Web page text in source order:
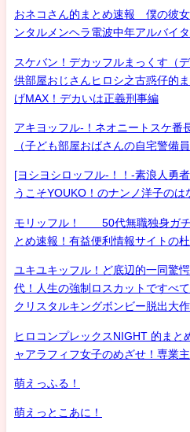
おネコさん的まとめ速報 僕の彼
ンタルメンヘラ電波中年アルバイ
スケバン！デカッフルまっくす（
供部屋おじさんヒロシ之古惑仔的
げMAX！デカいは正義刑事編
アキヨッフル-！ネオニートスケ番
（子ども部屋おばさんの自宅警備
[ヨシヨシロッフル-！！-素浪人勇
うこそYOUKO！のナンノ洋子のは
モリッフル！ 50代無職独身ガチ
とめ速報！有益便利情報サイトの
ユキユキッフル！ど底辺的一同驚
代！人生の強制ロスカットですべ
クリスタルキングボンビー脱出大
ヒロコンプレックスNIGHT 的まと
ャアラフィフ女子のめざせ！専業
萌えっふる！
萌えっとこあに！